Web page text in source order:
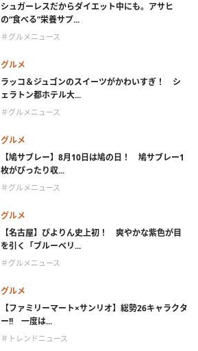
シュガーレスだからダイエット中にも。アサヒ
の“食べる”栄養サプ...
＃グルメニュース
グルメ
ラッコ＆ジュゴンのスイーツがかわいすぎ！ シ
ェラトン都ホテル大...
＃グルメニュース
グルメ
【鳩サブレー】8月10日は鳩の日！ 鳩サブレー1
枚がぴったり収...
＃グルメニュース
グルメ
【名古屋】ぴよりん史上初！ 爽やかな紫色が目
を引く「ブルーベリ...
＃グルメニュース
グルメ
【ファミリーマート×サンリオ】総勢26キャラクタ
ー!! 一度は...
＃トレンドニュース